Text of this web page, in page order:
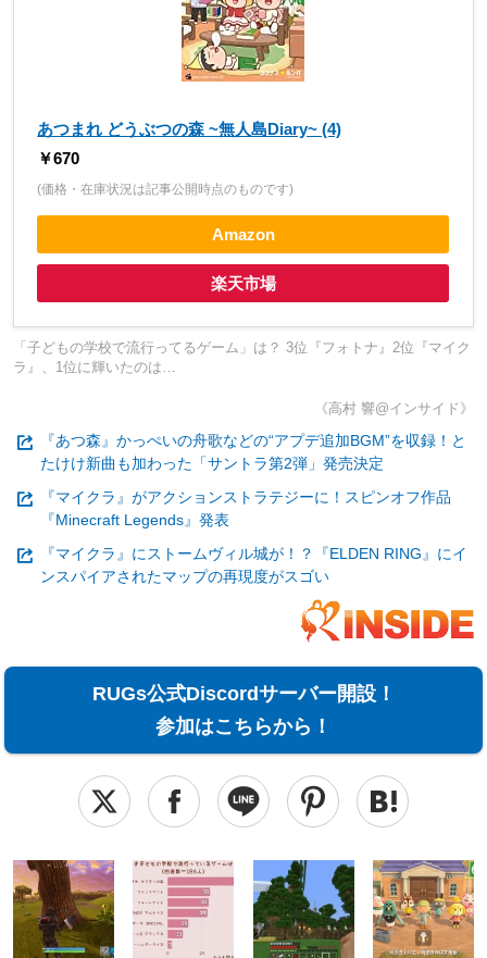
あつまれ どうぶつの森 ~無人島Diary~ (4)
￥670
(価格・在庫状況は記事公開時点のものです)
Amazon
楽天市場
「子どもの学校で流行ってるゲーム」は？ 3位『フォトナ』2位『マイク
ラ』、1位に輝いたのは…
《高村 響@インサイド》
『あつ森』かっぺいの舟歌などの“アプデ追加BGM”を収録！と
たけけ新曲も加わった「サントラ第2弾」発売決定
『マイクラ』がアクションストラテジーに！スピンオフ作品
『Minecraft Legends』発表
『マイクラ』にストームヴィル城が！？『ELDEN RING』にイ
ンスパイアされたマップの再現度がスゴい
RUGs公式Discordサーバー開設！
参加はこちらから！